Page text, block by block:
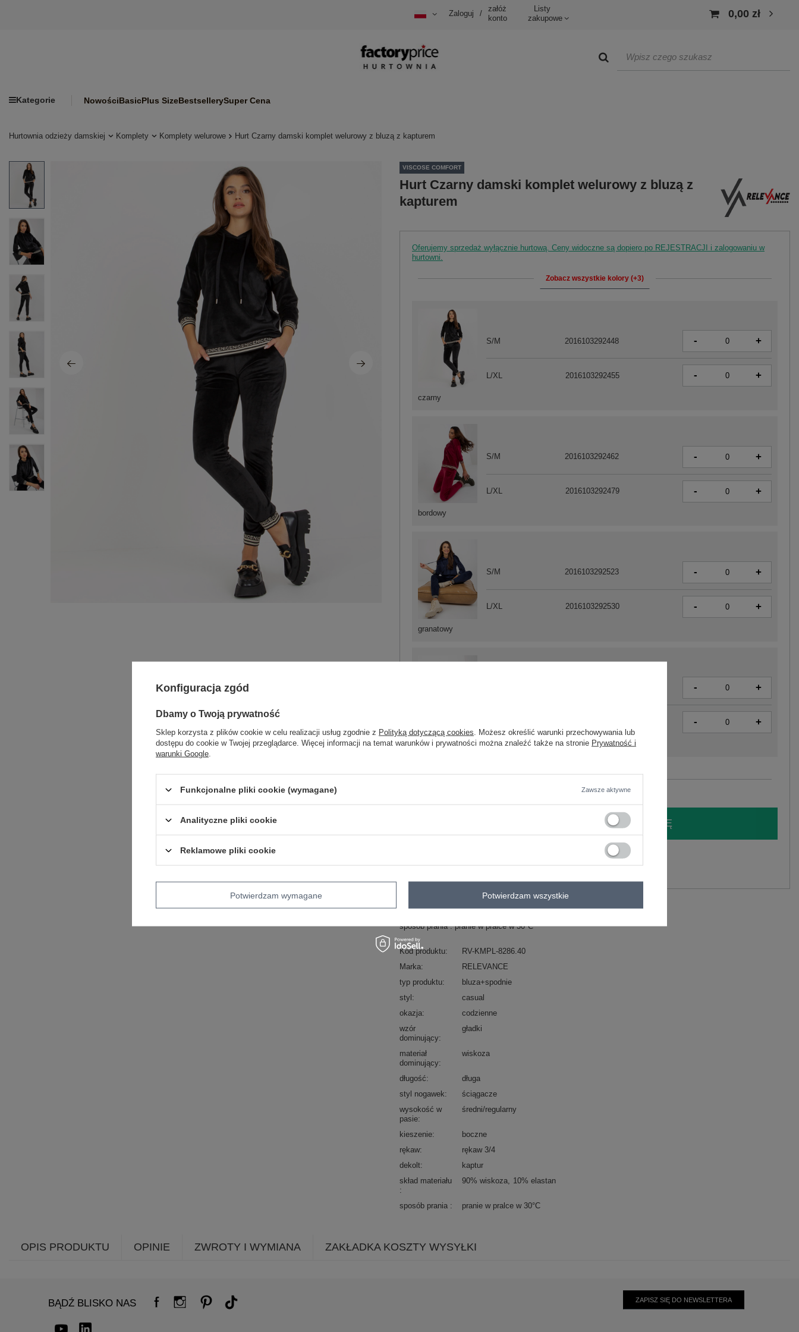
Zaloguj /
załóż
konto
Listy
zakupowe
0,00 zł
Kategorie NowościBasicPlus SizeBestsellerySuper Cena
Hurtownia odzieży damskiej Komplety Komplety welurowe Hurt Czarny damski komplet welurowy z bluzą z kapturem
VISCOSE COMFORT
Hurt Czarny damski komplet welurowy z bluzą z
kapturem
Oferujemy sprzedaż wyłącznie hurtową. Ceny widoczne są dopiero po REJESTRACJI i zalogowaniu w
hurtowni.
Zobacz wszystkie kolory (+3)
bordowy
S/M 2016103292462 - +
L/XL 2016103292479 - +
granatowy
S/M 2016103292523 - +
L/XL 2016103292530 - +
kobaltowy
- +
- +
czarny
S/M 2016103292448 - +
L/XL 2016103292455 - +
ZALOGUJ SIĘ I ZOBACZ CENĘ
sposób prania : pranie w pralce w 30°C
Kod produktu
RV-KMPL-8286.40
Marka
RELEVANCE
typ produktu
bluza+spodnie
styl
casual
okazja
codzienne
wzór
dominujący
gładki
materiał
dominujący
wiskoza
długość
długa
styl nogawek
ściągacze
wysokość w
pasie
średni/regularny
kieszenie
boczne
rękaw
rękaw 3/4
dekolt
kaptur
skład materiału
90% wiskoza 10% elastan
sposób prania pranie w pralce w 30°C
OPIS PRODUKTU OPINIE ZWROTY I WYMIANA ZAKŁADKA KOSZTY WYSYŁKI
BĄDŹ BLISKO NAS ZAPISZ SIĘ DO NEWSLETTERA
Konfiguracja zgód
Dbamy o Twoją prywatność
Sklep korzysta z plików cookie w celu realizacji usług zgodnie z Polityką dotyczącą cookies . Możesz określić warunki przechowywania lub
dostępu do cookie w Twojej przeglądarce. Więcej informacji na temat warunków i prywatności można znaleźć także na stronie Prywatność i
warunki Google
Funkcjonalne pliki cookie (wymagane) Zawsze aktywne
Analityczne pliki cookie
Reklamowe pliki cookie
Potwierdzam wymagane Potwierdzam wszystkie